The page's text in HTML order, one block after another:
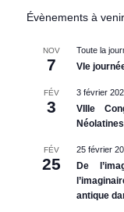
Évènements à venir
NOV
7
Toute la
VIe
FÉV
3
3 février
VIIIe
Néolatines
FÉV
25
25 février
De
antique